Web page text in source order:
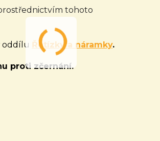
tohoto
oddílu Řetízky a náramky.
proti zčernání.